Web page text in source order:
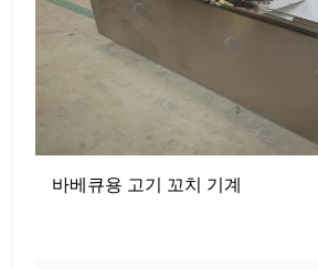
바베큐용 고기 꼬치 기계